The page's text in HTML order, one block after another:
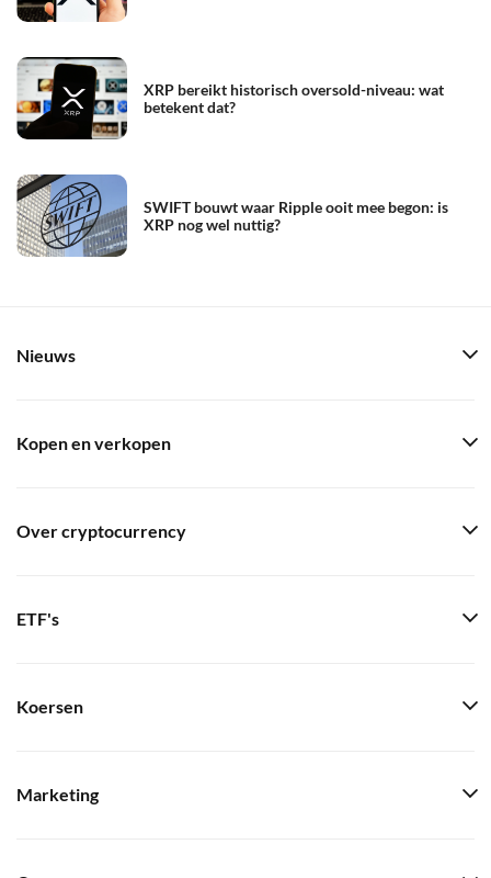
XRP bereikt historisch oversold-niveau: wat
betekent dat?
SWIFT bouwt waar Ripple ooit mee begon: is
XRP nog wel nuttig?
Nieuws
Kopen en verkopen
Over cryptocurrency
ETF's
Koersen
Marketing